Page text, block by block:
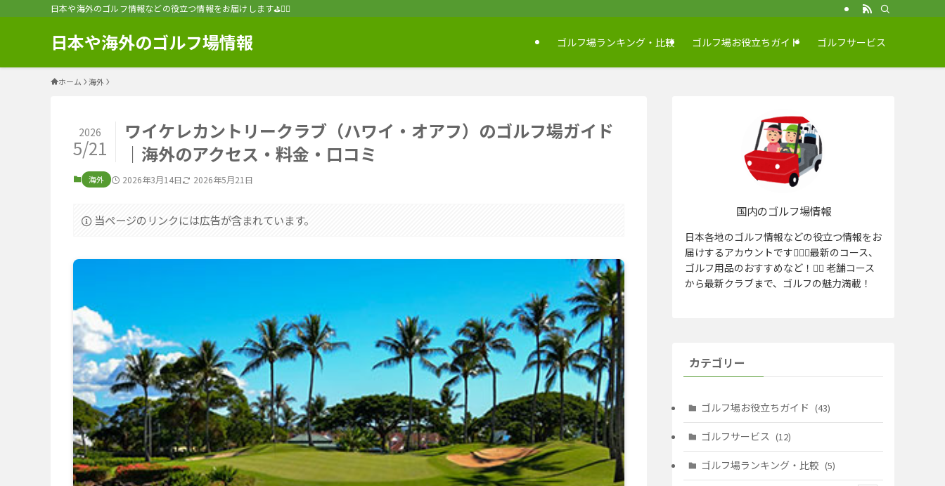
日本や海外のゴルフ情報などの役立つ情報をお届けします⛳️🏌️‍♂️
日本や海外のゴルフ場情報 ゴルフ場ランキング・比較 ゴルフ場お役立ちガイド ゴルフサービス
ホーム 海外
ワイケレカントリークラブ（ハワイ・オアフ）のゴルフ場ガイド
｜海外のアクセス・料金・口コミ
2026
5/21
海外 2026年3月14日 2026年5月21日
当ページのリンクには広告が含まれています。
国内のゴルフ場情報
日本各地のゴルフ情報などの役立つ情報をお
届けするアカウントです🏌️‍♂️⛳️最新のコース、
ゴルフ用品のおすすめなど！🏌️‍♀️ 老舗コース
から最新クラブまで、ゴルフの魅力満載！
カテゴリー
ゴルフ場お役立ちガイド (43)
ゴルフサービス (12)
ゴルフ場ランキング・比較 (5)